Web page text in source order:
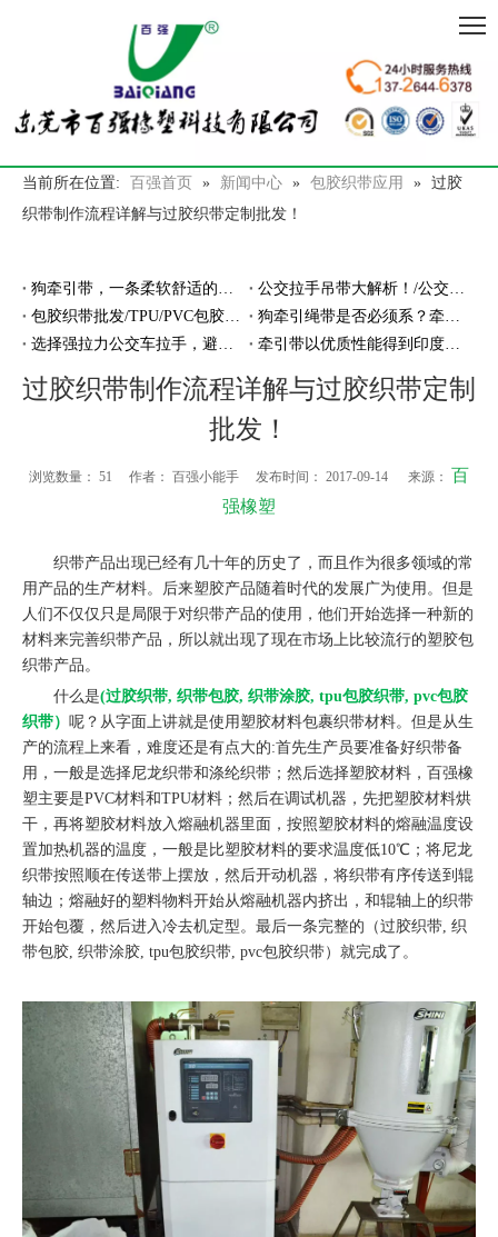
当前所在位置: 百强首页 » 新闻中心 » 包胶织带应用 » 过胶
织带制作流程详解与过胶织带定制批发！
狗牵引带，一条柔软舒适的防走丢的牵引带
公交拉手吊带大解析！/公交拉手厂家
包胶织带批发/TPU/PVC包胶织带厂家
狗牵引绳带是否必须系？牵引绳带厂家告诉你
选择强拉力公交车拉手，避免断裂危险！
牵引带以优质性能得到印度客户亲睐
过胶织带制作流程详解与过胶织带定制
批发！
浏览数量： 51 作者： 百强小能手 发布时间： 2017-09-14 来源： 百
强橡塑
织带产品出现已经有几十年的历史了，而且作为很多领域的常
用产品的生产材料。后来塑胶产品随着时代的发展广为使用。但是
人们不仅仅只是局限于对织带产品的使用，他们开始选择一种新的
材料来完善织带产品，所以就出现了现在市场上比较流行的塑胶包
织带产品。
什么是(过胶织带, 织带包胶, 织带涂胶, tpu包胶织带, pvc包胶
织带） 呢？从字面上讲就是使用塑胶材料包裹织带材料。但是从生
产的流程上来看，难度还是有点大的:首先生产员要准备好织带备
用，一般是选择尼龙织带和涤纶织带；然后选择塑胶材料，百强橡
塑主要是PVC材料和TPU材料；然后在调试机器，先把塑胶材料烘
干，再将塑胶材料放入熔融机器里面，按照塑胶材料的熔融温度设
置加热机器的温度，一般是比塑胶材料的要求温度低10℃；将尼龙
织带按照顺在传送带上摆放，然后开动机器，将织带有序传送到辊
轴边；熔融好的塑料物料开始从熔融机器内挤出，和辊轴上的织带
开始包覆，然后进入冷去机定型。最后一条完整的（过胶织带, 织
带包胶, 织带涂胶, tpu包胶织带, pvc包胶织带）就完成了。